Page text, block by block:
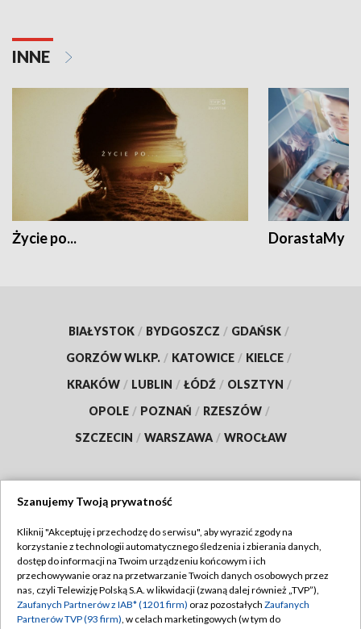
INNE
Życie po... DorastaMy
BIAŁYSTOK / BYDGOSZCZ / GDAŃSK /
GORZÓW WLKP. / KATOWICE / KIELCE /
KRAKÓW / LUBLIN / ŁÓDŹ / OLSZTYN /
OPOLE / POZNAŃ / RZESZÓW /
SZCZECIN / WARSZAWA / WROCŁAW
TVP
Abonament TVP
Emisja w TVP
Regulamin TVP
Polityka prywatności
Szanujemy Twoją prywatność
Kliknij "Akceptuję i przechodzę do serwisu", aby wyrazić zgody na
korzystanie z technologii automatycznego śledzenia i zbierania danych,
dostęp do informacji na Twoim urządzeniu końcowym i ich
przechowywanie oraz na przetwarzanie Twoich danych osobowych przez
nas, czyli Telewizję Polską S.A. w likwidacji (zwaną dalej również „TVP”),
Zaufanych Partnerów z IAB* (1201 firm) oraz pozostałych Zaufanych
Partnerów TVP (93 firm), w celach marketingowych (w tym do